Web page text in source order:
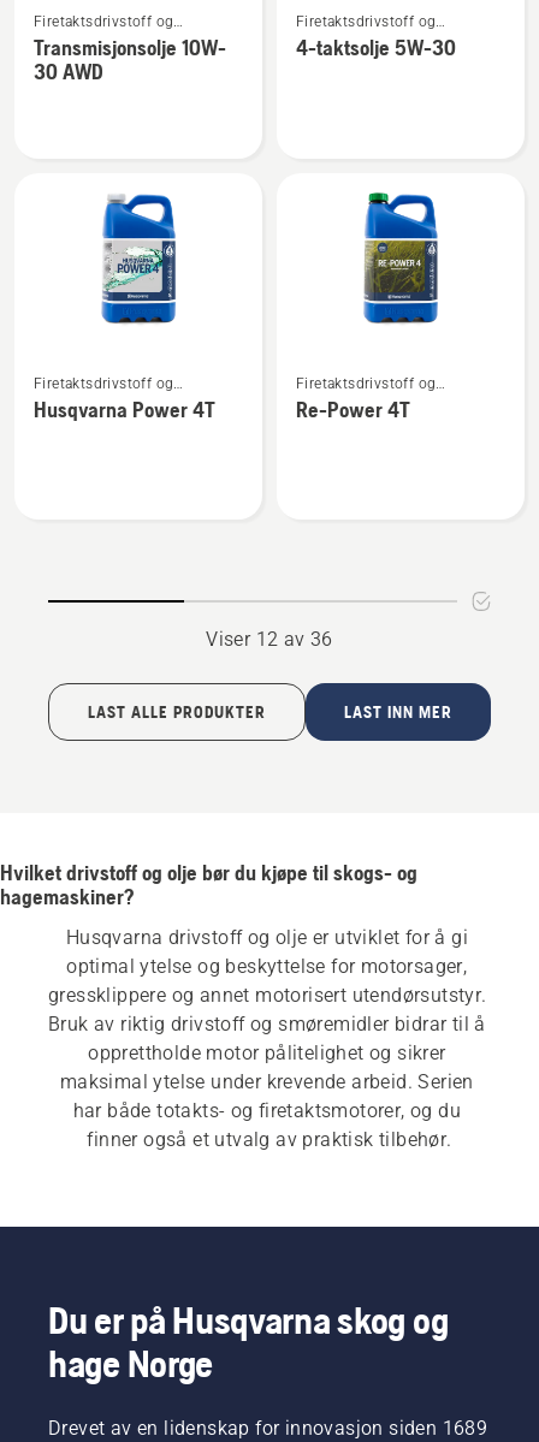
flere
detaljer
om
Firetaktsdrivstoff og
firetaktsolje
Transmisjonsolje 10W-
30 AWD
flere
detaljer
Firetaktsdrivstoff og
firetaktsolje
4-taktsolje 5W-30
flere
detaljer
Firetaktsdrivstoff og
firetaktsolje
Husqvarna Power 4T
flere
detaljer
Firetaktsdrivstoff og
firetaktsolje
Re-Power 4T
Viser 12 av 36
LAST ALLE PRODUKTER LAST INN MER
Hvilket drivstoff og olje bør du kjøpe til skogs- og
hagemaskiner?
Husqvarna drivstoff og olje er utviklet for å gi
optimal ytelse og beskyttelse for motorsager,
gressklippere og annet motorisert utendørsutstyr.
Bruk av riktig drivstoff og smøremidler bidrar til å
opprettholde motor pålitelighet og sikrer
maksimal ytelse under krevende arbeid. Serien
har både totakts- og firetaktsmotorer, og du
finner også et utvalg av praktisk tilbehør.
Du er på Husqvarna skog og
hage Norge
Drevet av en lidenskap for innovasjon siden 1689